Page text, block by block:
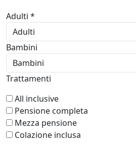
Adulti *
Bambini
Trattamenti
All inclusive
Pensione completa
Mezza pensione
Colazione inclusa